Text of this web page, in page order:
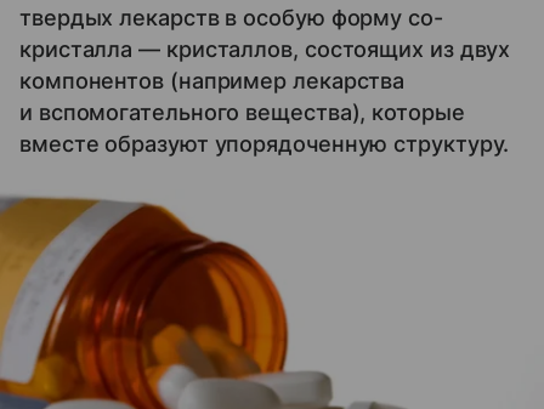
твердых лекарств в особую форму со-
кристалла — кристаллов, состоящих из двух
компонентов (например лекарства
и вспомогательного вещества), которые
вместе образуют упорядоченную структуру.